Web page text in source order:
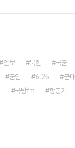
안보 북한 국군
군인 6.25 군대
국방fm 항공기